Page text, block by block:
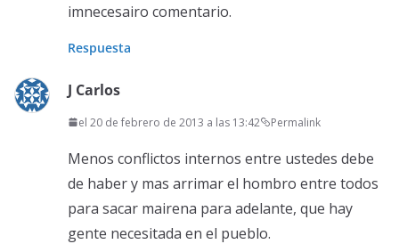
imnecesairo comentario.
Respuesta
J Carlos
el 20 de febrero de 2013 a las 13:42 Permalink
Menos conflictos internos entre ustedes debe
de haber y mas arrimar el hombro entre todos
para sacar mairena para adelante, que hay
gente necesitada en el pueblo.